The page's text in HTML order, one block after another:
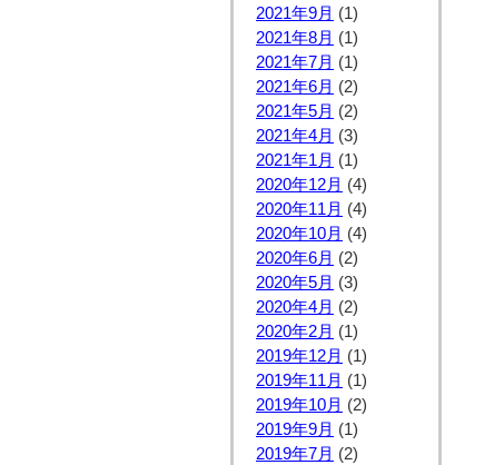
2021年9月 (1)
2021年8月 (1)
2021年7月 (1)
2021年6月 (2)
2021年5月 (2)
2021年4月 (3)
2021年1月 (1)
2020年12月 (4)
2020年11月 (4)
2020年10月 (4)
2020年6月 (2)
2020年5月 (3)
2020年4月 (2)
2020年2月 (1)
2019年12月 (1)
2019年11月 (1)
2019年10月 (2)
2019年9月 (1)
2019年7月 (2)